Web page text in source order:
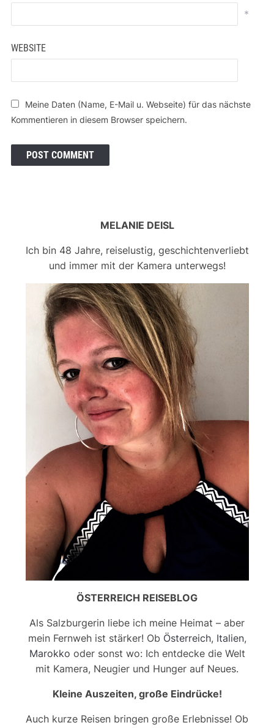
*
WEBSITE
Meine Daten (Name, E-Mail u. Webseite) für das nächste
Kommentieren in diesem Browser speichern.
MELANIE DEISL
Ich bin 48 Jahre, reiselustig, geschichtenverliebt
und immer mit der Kamera unterwegs!
ÖSTERREICH REISEBLOG
Als Salzburgerin liebe ich meine Heimat – aber
mein Fernweh ist stärker! Ob Österreich, Italien,
Marokko oder sonst wo: Ich entdecke die Welt
mit Kamera, Neugier und Hunger auf Neues.
Kleine Auszeiten, große Eindrücke!
Auch kurze Reisen bringen große Erlebnisse! Ob